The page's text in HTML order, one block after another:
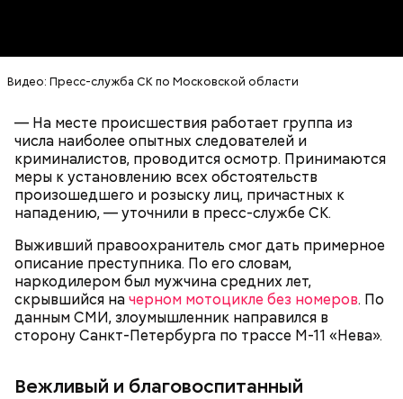
Видео: Пресс-служба СК по Московской области
— На месте происшествия работает группа из
числа наиболее опытных следователей и
криминалистов, проводится осмотр. Принимаются
меры к установлению всех обстоятельств
произошедшего и розыску лиц, причастных к
нападению, — уточнили в пресс-службе СК.
Выживший правоохранитель смог дать примерное
описание преступника. По его словам,
наркодилером был мужчина средних лет,
скрывшийся начерном мотоцикле без номеров. По
данным СМИ, злоумышленник направился в
сторону Санкт-Петербурга по трассе М-11 «Нева».
Вежливый и благовоспитанный
Как работала преступная схема